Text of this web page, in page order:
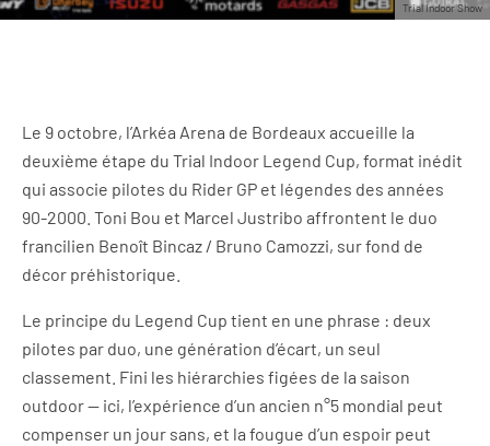
Trial Indoor Show
Le 9 octobre, l’Arkéa Arena de Bordeaux accueille la
deuxième étape du Trial Indoor Legend Cup, format inédit
qui associe pilotes du Rider GP et légendes des années
90-2000. Toni Bou et Marcel Justribo affrontent le duo
francilien Benoît Bincaz / Bruno Camozzi, sur fond de
décor préhistorique.
Le principe du Legend Cup tient en une phrase : deux
pilotes par duo, une génération d’écart, un seul
classement. Fini les hiérarchies figées de la saison
outdoor — ici, l’expérience d’un ancien n°5 mondial peut
compenser un jour sans, et la fougue d’un espoir peut